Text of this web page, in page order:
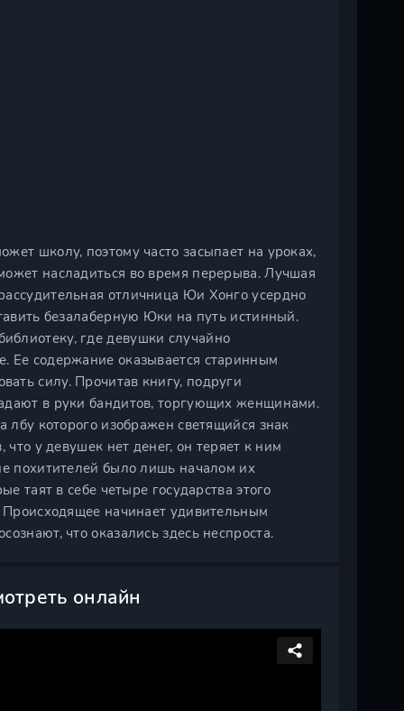
школу, поэтому часто засыпает на уроках,
насладиться во время перерыва. Лучшая
отличница Юи Хонго усердно
безалаберную Юки на путь истинный.
где девушки случайно
Ее содержание оказывается старинным
силу. Прочитав книгу, подруги
в руки бандитов, торгующих женщинами.
которого изображен светящийся знак
у девушек нет денег, он теряет к ним
похитителей было лишь началом их
таят в себе четыре государства этого
начинает удивительным
что оказались здесь неспроста.
онлайн